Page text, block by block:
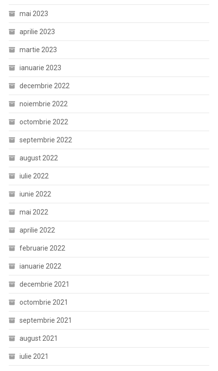
mai 2023
aprilie 2023
martie 2023
ianuarie 2023
decembrie 2022
noiembrie 2022
octombrie 2022
septembrie 2022
august 2022
iulie 2022
iunie 2022
mai 2022
aprilie 2022
februarie 2022
ianuarie 2022
decembrie 2021
octombrie 2021
septembrie 2021
august 2021
iulie 2021